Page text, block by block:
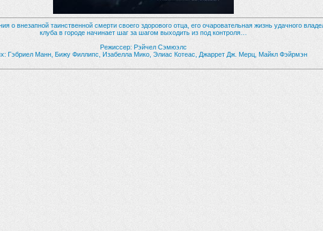
о внезапной таинственной смерти своего здорового отца, его очаровательная жизнь удачного
клуба в городе начинает шаг за шагом выходить из под контроля…
Режиссер: Рэйчел Сэмюэлс
Гэбриел Манн, Бижу Филлипс, Изабелла Мико, Элиас Котеас, Джаррет Дж. Мерц, Майкл Фэйрмэн